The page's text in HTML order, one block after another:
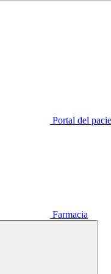
Portal del
Farmacia